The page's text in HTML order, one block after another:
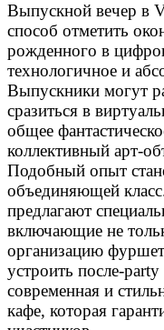
Выпускной вечер в
способ отметить
рожденного в
технологичное и
Выпускники могут
сразиться в
общее
коллективный арт-
Подобный опыт
объединяющей
предлагают
включающие не
организацию
устроить после-
современная и
кафе, которая